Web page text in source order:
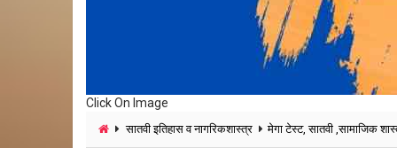
Click On Image
सातवी इतिहास व नागरिकशास्त्र मेगा टेस्ट, सातवी ,सामाजिक